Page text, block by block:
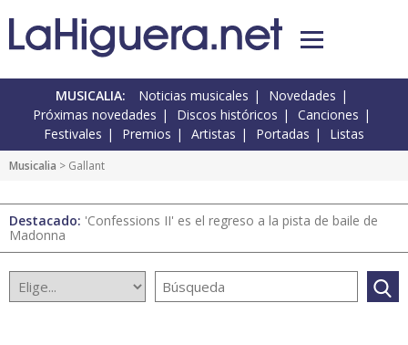
MUSICALIA: Noticias musicales
Novedades
Próximas novedades
Discos históricos
Canciones
Festivales
Premios Artistas Portadas Listas
Musicalia > Gallant
Destacado: 'Confessions II' es el regreso a la pista de baile de
Madonna